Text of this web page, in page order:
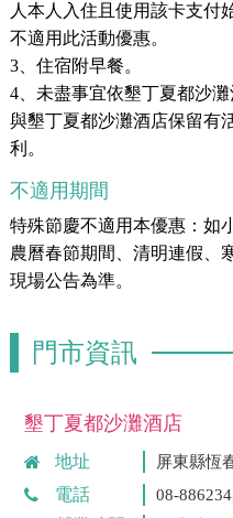
人本人入住且使用該卡支付
不適用此活動優惠。
3、住宿附早餐。
4、未盡事宜依墾丁夏都沙
與墾丁夏都沙灘酒店保留有
利。
不適用期間
特殊節慶不適用本優惠：如
農曆春節期間、清明連假、
現場公告為準。
門市資訊
墾丁夏都沙灘酒店
地址 屏東縣恆
電話 08-